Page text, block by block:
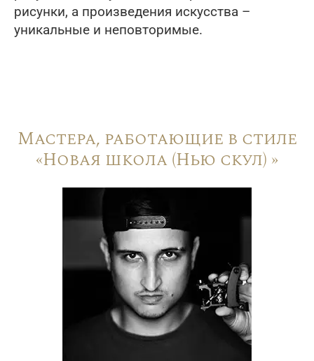
рисунки, а произведения искусства –
уникальные и неповторимые.
Мастера, работающие в стиле
«Новая школа (Нью скул) »